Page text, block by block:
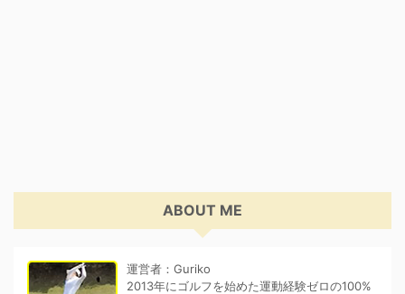
ABOUT ME
運営者：Guriko
2013年にゴルフを始めた運動経験ゼロの100%